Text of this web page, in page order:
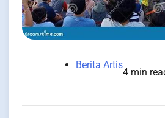
Berita Artis
4 min